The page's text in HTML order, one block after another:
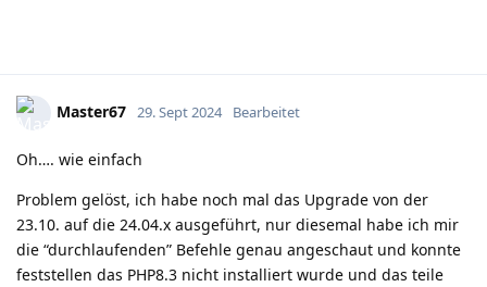
Master67 29. Sept 2024 Bearbeitet
Oh…. wie einfach
Problem gelöst, ich habe noch mal das Upgrade von der
23.10. auf die 24.04.x ausgeführt, nur diesemal habe ich mir
die “durchlaufenden” Befehle genau angeschaut und konnte
feststellen das PHP8.3 nicht installiert wurde und das teile